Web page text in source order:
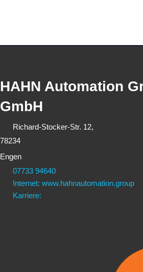
HAHN Automation
GmbH
Richard-Stocker-Str. 12,
78234
Engen
07733 94640
Internet: www.hahnautomation.group
Karriere: